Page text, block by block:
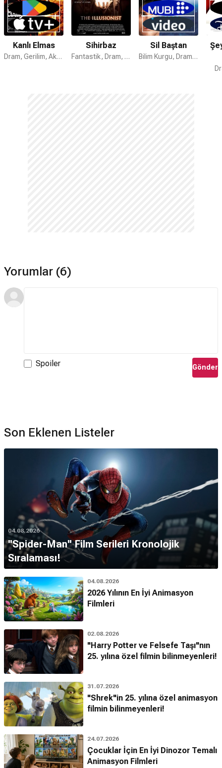
Kanlı Elmas
Dram, Gerilim, Aksiyon
Sihirbaz
Fantastik, Dram, Gerilim
Sil Baştan
Bilim Kurgu, Dram, Romantik
Yorumlar (6)
Spoiler Gönder
Son Eklenen Listeler
04.08.2026
''Spider-Man'' Film Serileri Kronolojik
Sıralaması!
04.08.2026
2026 Yılının En İyi Animasyon
Filmleri
02.08.2026
"Harry Potter ve Felsefe Taşı"nın
25. yılına özel filmin bilinmeyenleri!
31.07.2026
"Shrek"in 25. yılına özel animasyon
filmin bilinmeyenleri!
24.07.2026
Çocuklar İçin En İyi Dinozor Temalı
Animasyon Filmleri